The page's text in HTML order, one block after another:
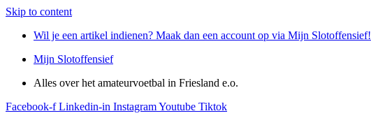
Skip to content
Wil je een artikel indienen? Maak dan een account op via Mijn Slotoffensief!
Mijn Slotoffensief
Alles over het amateurvoetbal in Friesland e.o.
Facebook-f Linkedin-in InstagramYoutube Tiktok